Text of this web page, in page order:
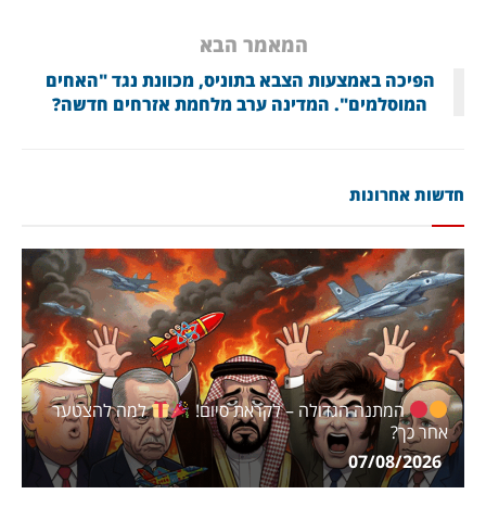
המאמר הבא
הפיכה באמצעות הצבא בתוניס, מכוונת נגד "האחים
המוסלמים". המדינה ערב מלחמת אזרחים חדשה?
חדשות אחרונות
המתנה הגדולה – לקראת סיום!
למה להצטער
אחר כך?
07/08/2026